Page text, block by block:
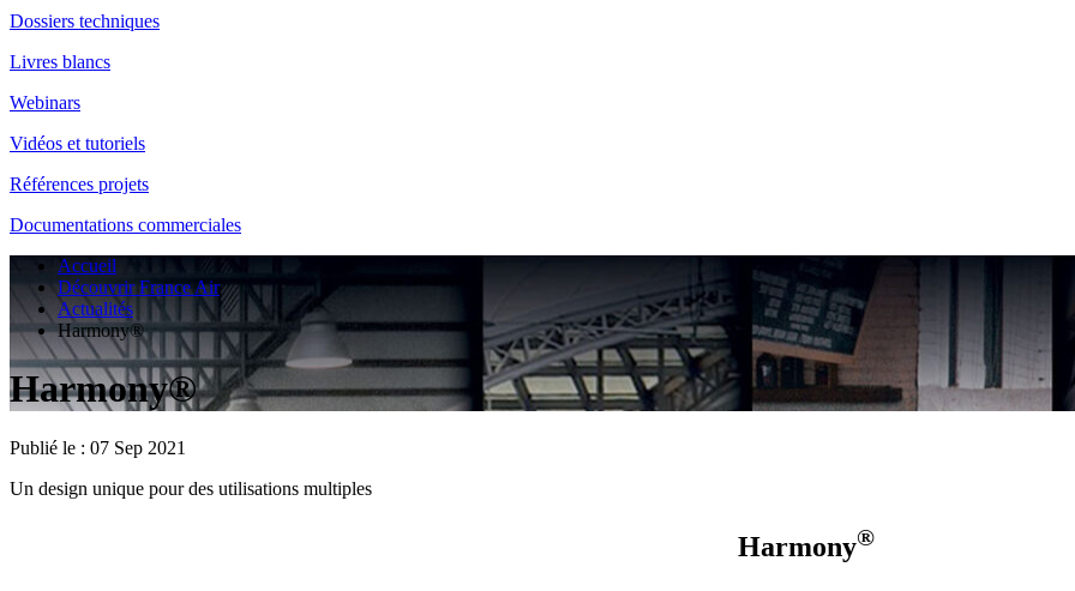
Dossiers techniques
Livres blancs
Webinars
Vidéos et tutoriels
Références projets
Documentations commerciales
Accueil
Découvrir France Air
Actualités
Harmony®
Harmony®
Publié le : 07 Sep 2021
Un design unique pour des utilisations multiples
Harmony®